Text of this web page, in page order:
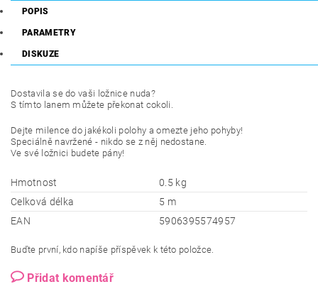
POPIS
PARAMETRY
DISKUZE
Dostavila se do vaši ložnice nuda?
S tímto lanem můžete překonat cokoli.
Dejte milence do jakékoli polohy a omezte jeho pohyby!
Speciálně navržené - nikdo se z něj nedostane.
Ve své ložnici budete pány!
Hmotnost
0.5 kg
Celková délka
5 m
EAN
5906395574957
Buďte první, kdo napíše příspěvek k této položce.
Přidat komentář